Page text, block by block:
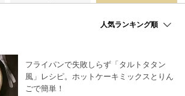
フライパンで失敗しらず「タルトタタン
風」レシピ。ホットケーキミックスとりん
ごで簡単！